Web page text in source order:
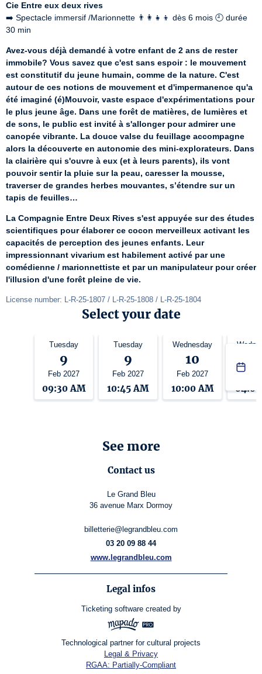
Cie Entre eux deux rives
➡️ Spectacle immersif /Marionnette 👨‍👩‍👧‍👦 dès 6 mois 🕘 durée
30 min
Avez-vous déjà demandé à votre enfant de 2 ans de rester
immobile? Vous savez que c'est sans espoir : le mouvement
est constitutif du jeune humain, comme de la nature. C'est
autour de ces notions de mouvement et d'impermanence qu'a
été imaginé (é)Mouvoir, vaste espace d'expérimentations pour
le plus jeune âge. Dans une forêt de matières, de lumières et
de sons, le public est invité à s'allonger pour admirer une
canopée vibrante. La douce valse du feuillage accompagne
alors la découverte en autonomie des mini-explorateurs. Dans
la clairière qui s'ouvre à eux (et à leurs parents), ils vont
pouvoir sentir la pluie sur la peau, caresser la mousse,
traverser de grandes herbes mouvantes, s’étendre sur un
tapis de feuilles…
La Compagnie Entre Deux Rives s'est appuyée sur des études
scientifiques pour élaborer ce cocon merveilleux activant les
capacités de perception des jeunes enfants. Leur
impressionnant vivarium est habilement activé par une
comédienne / marionnettiste et par un manipulateur pour créer
l'illusion d'une forêt pleine de vie.
License number: L-R-25-1807 / L-R-25-1808 / L-R-25-1804
Select your date
Tuesday
9
Feb 2027
09:30 AM
Tuesday
9
Feb 2027
10:45 AM
Wednesday
10
Feb 2027
10:00 AM
Feb
See more
Contact us
Le Grand Bleu
36 avenue Marx Dormoy
billetterie@legrandbleu.com
03 20 09 88 44
www.legrandbleu.com
Legal infos
Ticketing software created by
Technological partner for cultural projects
Legal & Privacy
RGAA: Partially-Compliant